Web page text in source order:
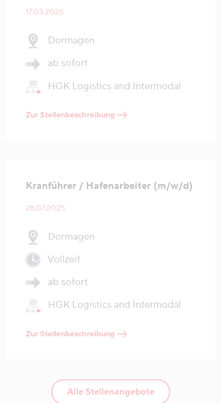
17.03.2026
Dormagen
ab sofort
HGK Logistics and Intermodal
Zur Stellenbeschreibung
Kranführer / Hafenarbeiter (m/w/d)
28.07.2025
Dormagen
Vollzeit
ab sofort
HGK Logistics and Intermodal
Zur Stellenbeschreibung
Alle Stellenangebote